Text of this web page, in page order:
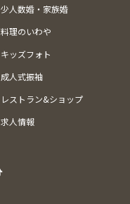
少人数婚・家族婚
料理のいわや
キッズフォト
成人式振袖
レストラン&ショップ
求人情報